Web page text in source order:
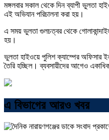
মঙ্গলবার সকাল থেকে দিন ব্যাপী ভুলতা
এই অভিযান পরিচালনা করা হয়।
এ সময় ভুলতা গুলচত্বর থেকে
হয়।
ভুলতা হাইওয়ে পুলিশ ক্যাম্পের অফিসার
তৈরি হচ্ছিল। ব্যবসায়ীদের আগেও
এ বিভাগের আরও খবর